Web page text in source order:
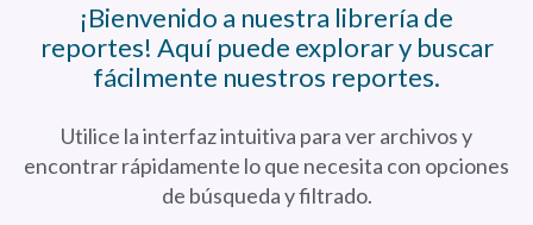
¡Bienvenido a nuestra librería de
reportes! Aquí puede explorar y buscar
fácilmente nuestros reportes.
Utilice la interfaz intuitiva para ver archivos y
encontrar rápidamente lo que necesita con opciones
de búsqueda y filtrado.